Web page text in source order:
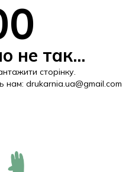
не так...
сторінку.
нам: drukarnia.ua@gmail.com